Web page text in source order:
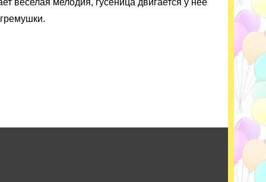
веселая мелодия, гусеница двигается у нее